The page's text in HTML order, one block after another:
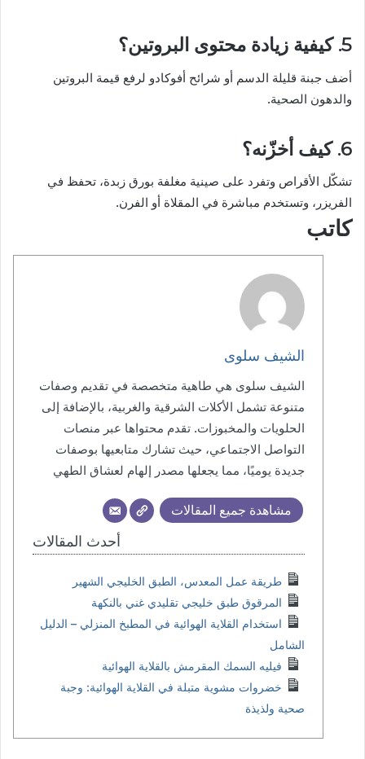
5. كيفية زيادة محتوى البروتين؟
أضف جبنة قليلة الدسم أو شرائح أفوكادو لرفع قيمة البروتين
والدهون الصحية.
6. كيف أخزّنه؟
تشكّل الأقراص وتفرد على صينية مغلفة بورق زبدة، تحفظ في
الفريزر، وتستخدم مباشرة في المقلاة أو الفرن.
كاتب
الشيف سلوى
الشيف سلوى هي طاهية متخصصة في تقديم وصفات
متنوعة تشمل الأكلات الشرقية والغربية، بالإضافة إلى
الحلويات والمخبوزات. تقدم محتواها عبر منصات
التواصل الاجتماعي، حيث تشارك متابعيها بوصفات
جديدة يوميًا، مما يجعلها مصدر إلهام لعشاق الطهي
مشاهدة جميع المقالات
أحدث المقالات
طريقة عمل المعدس، الطبق الخليجي الشهير
المرقوق طبق خليجي تقليدي غني بالنكهة
استخدام القلاية الهوائية في المطبخ المنزلي – الدليل
الشامل
فيليه السمك المقرمش بالقلاية الهوائية
خضروات مشوية متبلة في القلاية الهوائية: وجبة
صحية ولذيذة